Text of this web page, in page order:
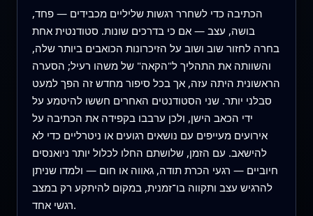
הכתיבה כדי לשחרר רגשות שליליים מכבידים — פחד,
בושה, עצב — אם כי בדרכים שונות. סטודנטית אחת
בחרה לחזור שוב ושוב על הזיכרונות הכואבים ביותר שלה,
והשוותה את התהליך ל"הקאה" של משהו רעיל; הסערה
הראשונית היתה עזה, אך בכל סיפור מחדש זה הפך למעט
סבלני יותר. שני הסטודנטים האחרים חששו להיטמע על
ידי הכאב הישן, ולכן ערבבו בקפידה את הכתיבה על
אירועים מעייפים עם נושאים רגועים או ניטרליים כדי לא
להישאב. עם הזמן, שלושתם החלו לכלול יותר ניואנסים
חיוביים — רגעי הכרת תודה, גאווה או חום — ולמדו שניתן
להרגיש עצב ותקווה בו־זמנית, במקום להיתקע רק במצב
רגשי אחד.